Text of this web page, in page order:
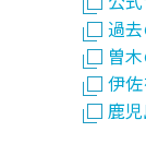
過去
曽
伊
鹿